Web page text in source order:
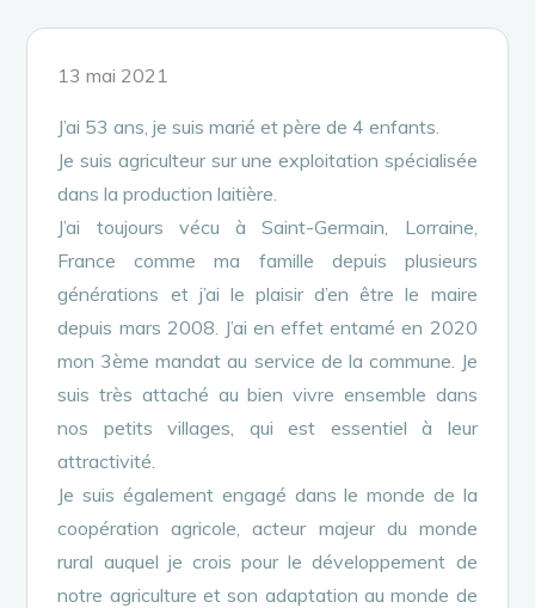
Posted
13 mai 2021
J’ai 53 ans, je suis marié et père de 4 enfants.
Je suis agriculteur sur une exploitation spécialisée
dans la production laitière.
J’ai toujours vécu à Saint-Germain, Lorraine,
France comme ma famille depuis plusieurs
générations et j’ai le plaisir d’en être le maire
depuis mars 2008. J’ai en effet entamé en 2020
mon 3ème mandat au service de la commune. Je
suis très attaché au bien vivre ensemble dans
nos petits villages, qui est essentiel à leur
attractivité.
Je suis également engagé dans le monde de la
coopération agricole, acteur majeur du monde
rural auquel je crois pour le développement de
notre agriculture et son adaptation au monde de